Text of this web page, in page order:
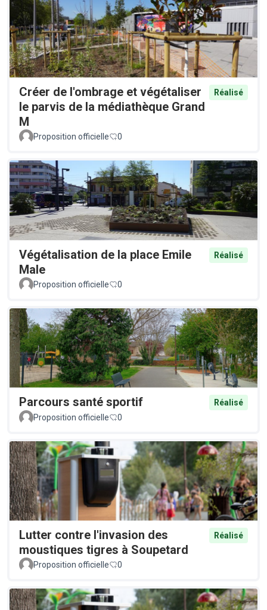
Créer de l'ombrage et végétaliser
le parvis de la médiathèque Grand
M
Réalisé
Proposition officielle 0
Végétalisation de la place Emile
Male
Réalisé
Proposition officielle 0
Parcours santé sportif
Réalisé
Proposition officielle
0
Lutter contre l'invasion des
moustiques tigres à Soupetard
Réalisé
Proposition officielle 0